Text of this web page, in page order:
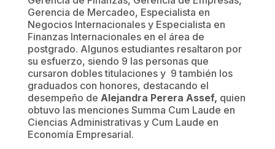
Gerencia de Mercadeo, Especialista en
Negocios Internacionales y Especialista en
Finanzas Internacionales en el área de
postgrado. Algunos estudiantes resaltaron por
su esfuerzo, siendo 9 las personas que
cursaron dobles titulaciones y 9 también los
graduados con honores, destacando el
desempeño de Alejandra Perera Assef, quien
obtuvo las menciones Summa Cum Laude en
Ciencias Administrativas y Cum Laude en
Economía Empresarial.